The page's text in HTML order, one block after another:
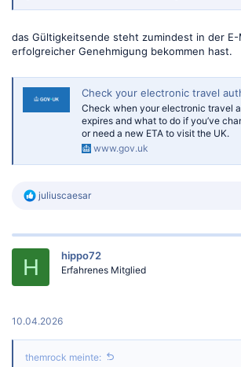
das Gültigkeitsende steht zumindest in der E-
erfolgreicher Genehmigung bekommen hast.
Check your electronic travel
Check when your electronic travel
expires and what to do if you’ve
or need a new ETA to visit the UK.
www.gov.uk
R
k
:
juliuscaesar
H hippo72
Erfahrenes Mitglied
10.04.2026
themrock meinte: